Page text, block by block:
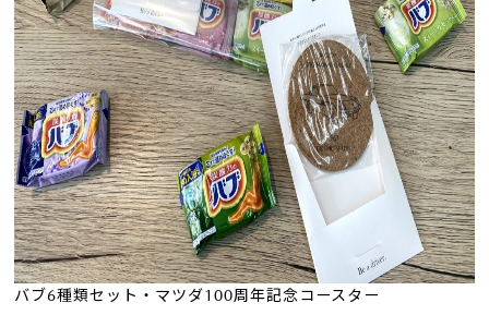
バブ6種類セット・マツダ100周年記念コースター